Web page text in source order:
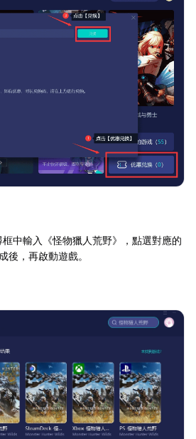
中輸入《怪物獵人荒野》，點選對應的
後，再啟動遊戲。